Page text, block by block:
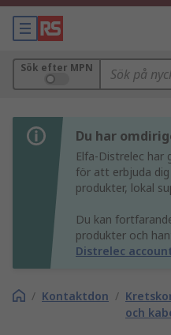
Sök efter MPN
Du har
Elfa-Distrelec har
för att erbjuda
produkter, lokal
Du kan
produkter och
Distrelec
/ Kontaktdon /
och